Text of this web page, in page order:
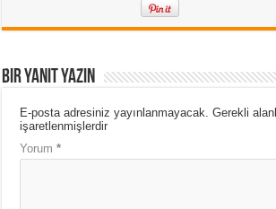
Bir yanıt yazın
E-posta adresiniz yayınlanmayacak. Gerekli
işaretlenmişlerdir
Yorum*